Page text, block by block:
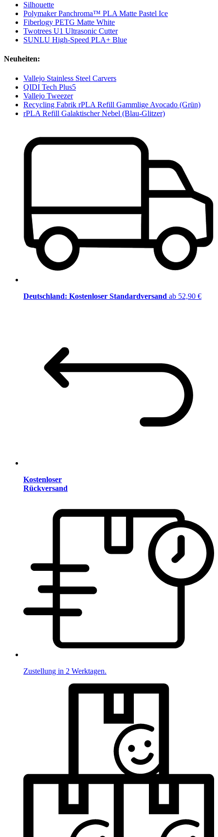
Silhouette
Polymaker Panchroma™ PLA Matte Pastel Ice
Fiberlogy PETG Matte White
Twotrees U1 Ultrasonic Cutter
SUNLU High-Speed PLA+ Blue
Neuheiten:
Vallejo Stainless Steel Carvers
QIDI Tech Plus5
Vallejo Tweezer
Recycling Fabrik rPLA Refill Gammlige Avocado (Grün)
rPLA Refill Galaktischer Nebel (Blau-Glitzer)
Deutschland: Kostenloser Standardversand ab 52,90 €
Kostenloser
Rückversand
Zustellung in 2 Werktagen.